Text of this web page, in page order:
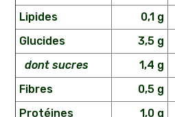
Lipides
0,1 g
Glucides
3,5 g
dont sucres
1,4 g
Fibres
0,5 g
Protéines
1,0 g